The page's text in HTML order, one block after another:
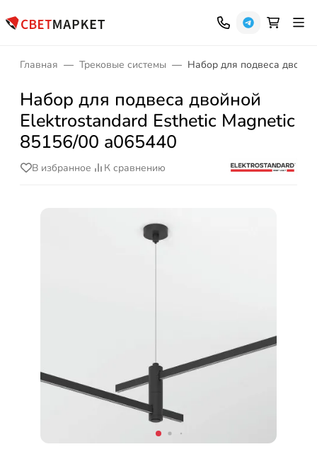
Главная Трековые системы Набор для подвеса
Набор для подвеса двойной
Elektrostandard Esthetic Magnetic
85156/00 a065440
В избранное К сравнению